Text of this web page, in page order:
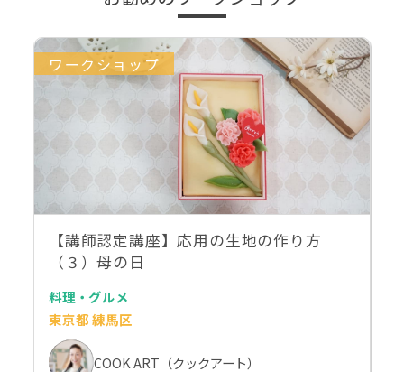
ワークショップ
【講師認定講座】応用の生地の作り方
（３）母の日
料理・グルメ
東京都 練馬区
COOK ART（クックアート）